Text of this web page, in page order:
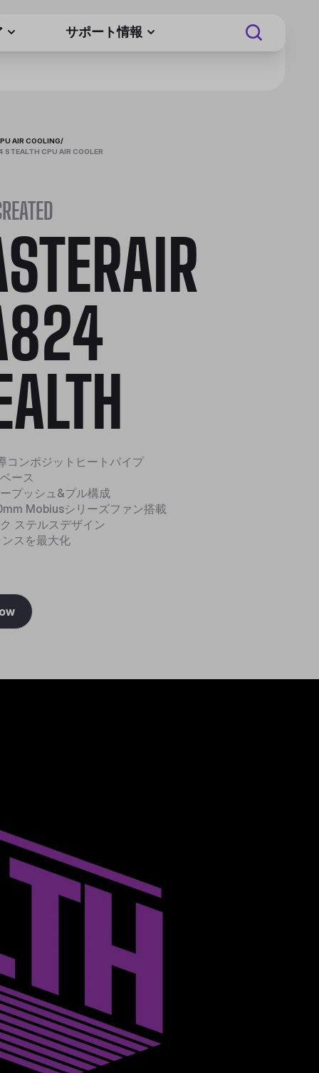
サポート情報
AIR COOLING/
STEALTH CPU AIR COOLER
コンポジットヒートパイプ
ース
プッシュ&プル構成
Mobiusシリーズファン搭載
ステルスデザイン
スを最大化